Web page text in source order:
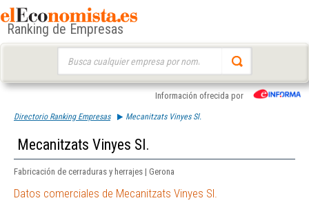
Ranking de Empresas
Información ofrecida por
Directorio Ranking Empresas Mecanitzats Vinyes Sl.
Mecanitzats Vinyes Sl.
Fabricación de cerraduras y herrajes | Gerona
Datos comerciales de Mecanitzats Vinyes Sl.